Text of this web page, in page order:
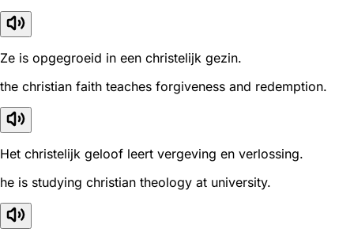
Ze is opgegroeid in een christelijk gezin.
the christian faith teaches forgiveness and redemption.
Het christelijk geloof leert vergeving en verlossing.
he is studying christian theology at university.